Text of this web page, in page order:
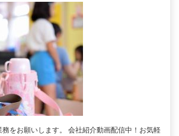
務をお願いします。 会社紹介動画配信中！お気軽